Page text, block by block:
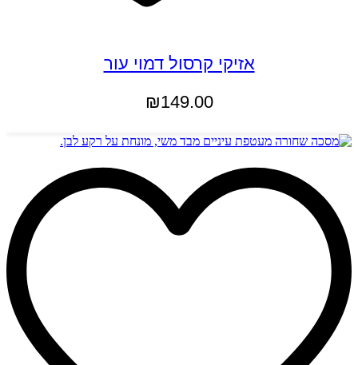
אזיקי קרסול דמוי עור
₪149.00